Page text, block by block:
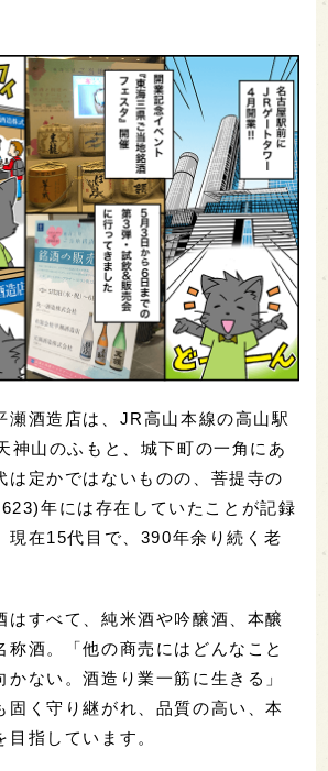
瀬酒造店は、JR高山本線の高山駅
神山のふもと、城下町の一角にあ
は定かではないものの、菩提寺の
年には存在していたことが記録
現在15代目で、390年余り続く老
はすべて、純米酒や吟醸酒、本醸
称酒。「他の商売にはどんなこと
かない。酒造り業一筋に生きる」
固く守り継がれ、品質の高い、本
指しています。